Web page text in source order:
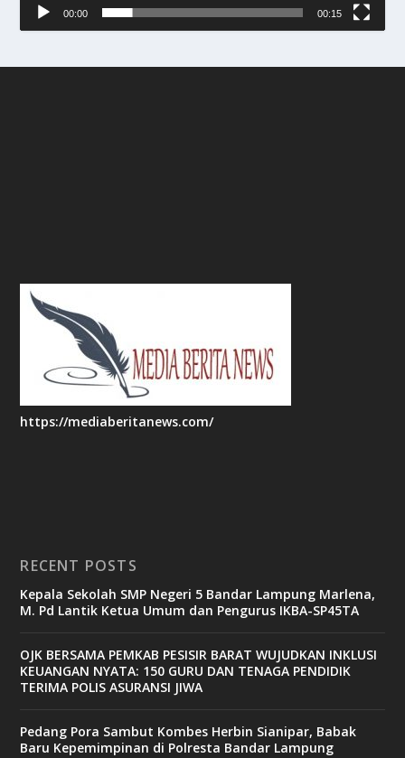
00:00 00:15
https://mediaberitanews.com/
RECENT POSTS
Kepala Sekolah SMP Negeri 5 Bandar Lampung Marlena,
M. Pd Lantik Ketua Umum dan Pengurus IKBA-SP45TA
OJK BERSAMA PEMKAB PESISIR BARAT WUJUDKAN INKLUSI
KEUANGAN NYATA: 150 GURU DAN TENAGA PENDIDIK
TERIMA POLIS ASURANSI JIWA
Pedang Pora Sambut Kombes Herbin Sianipar, Babak
Baru Kepemimpinan di Polresta Bandar Lampung